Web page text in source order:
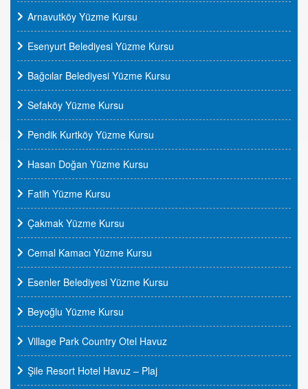
Arnavutköy Yüzme Kursu
Esenyurt Belediyesi Yüzme Kursu
Bağcılar Belediyesi Yüzme Kursu
Sefaköy Yüzme Kursu
Pendik Kurtköy Yüzme Kursu
Hasan Doğan Yüzme Kursu
Fatih Yüzme Kursu
Çakmak Yüzme Kursu
Cemal Kamacı Yüzme Kursu
Esenler Belediyesi Yüzme Kursu
Beyoğlu Yüzme Kursu
Village Park Country Otel Havuz
Şile Resort Hotel Havuz – Plaj